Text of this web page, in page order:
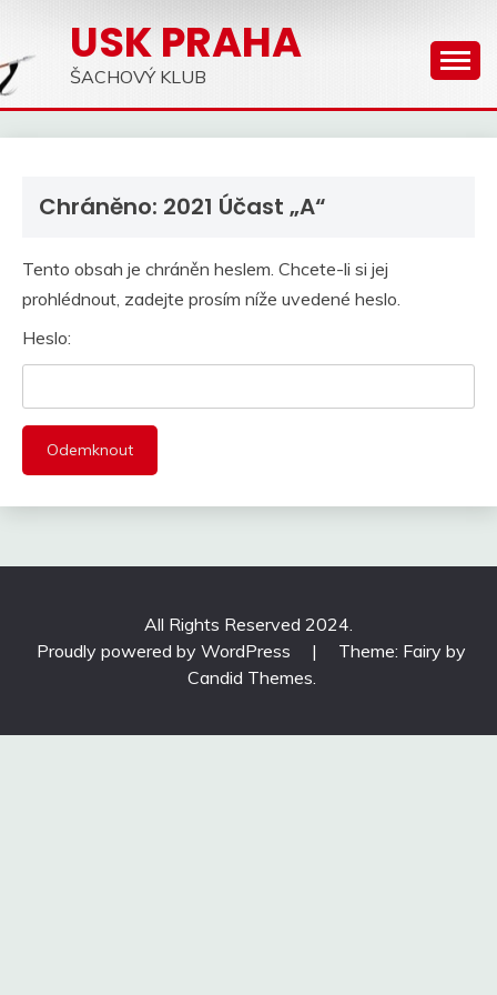
content
USK PRAHA
ŠACHOVÝ KLUB
Chráněno: 2021 Účast „A“
Tento obsah je chráněn heslem. Chcete-li si jej
prohlédnout, zadejte prosím níže uvedené heslo.
Heslo:
All Rights Reserved 2024.
Proudly powered by WordPress
|
Theme: Fairy by
Candid Themes.